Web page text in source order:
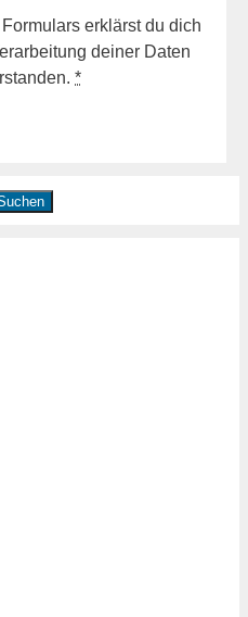
erklärst du dich
deiner Daten
*